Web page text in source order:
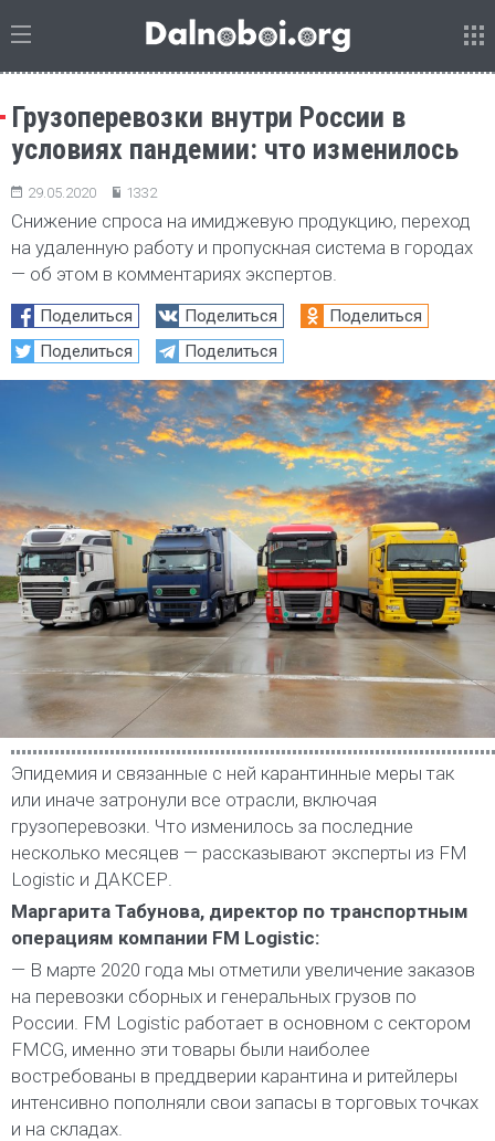
Грузоперевозки внутри России в
условиях пандемии: что изменилось
29.05.2020 1332
Снижение спроса на имиджевую продукцию, переход
на удаленную работу и пропускная система в городах
— об этом в комментариях экспертов.
Поделиться Поделиться
Поделиться
Поделиться
Поделиться
Эпидемия и связанные с ней карантинные меры так
или иначе затронули все отрасли, включая
грузоперевозки. Что изменилось за последние
несколько месяцев — рассказывают эксперты из FM
Logistic и ДАКСЕР.
Маргарита Табунова, директор по транспортным
операциям компании FM Logistic:
— В марте 2020 года мы отметили увеличение заказов
на перевозки сборных и генеральных грузов по
России. FM Logistic работает в основном с сектором
FMCG, именно эти товары были наиболее
востребованы в преддверии карантина и ритейлеры
интенсивно пополняли свои запасы в торговых точках
и на складах.